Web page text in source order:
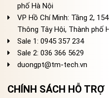
phố Hà Nội
VP Hồ Chí Minh: Tầng 2,
Thông Tây Hội, Thành phố
Sale 1: 0945 357 234
Sale 2: 036 366 5629
duongpt@tm-tech.vn
CHÍNH SÁCH HỖ TRỢ